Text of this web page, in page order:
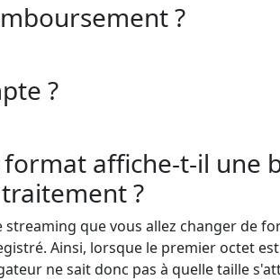
?
?
affiche-t-il une
?
que vous allez changer de
Ainsi, lorsque le premier octet
ne sait donc pas à quelle taille